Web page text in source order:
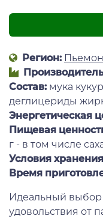
Регион:
Состав: мука
деглицериды
Энергетическая
Пищевая
г - в том числе
Условия
Время
Идеальный выбор
удовольствия от